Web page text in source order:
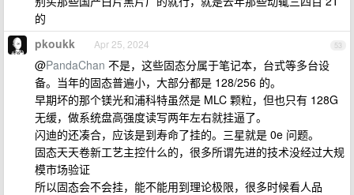
的
53
pkoukk Apr 25, 2024
@PandaChan 不是，这些固态分属于笔记本，台式等多台设
备。当年的固态普遍小，大部分都是 128/256 的。
早期坏的那个镁光和浦科特虽然是 MLC 颗粒，但也只有 128G
无缓，做系统盘高强度读写两年左右就挂逼了。
闪迪的还凑合，应该是到寿命了挂的。三星就是 0e 问题。
固态天天卷新工艺主控什么的，很多所谓先进的技术没经过大规
模市场验证
所以固态会不会挂，能不能用到理论极限，很多时候看人品